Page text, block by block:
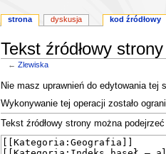
Tekst źródłowy
←Zlewiska
Przejdź
do
nawigacji
Przejdź
do
wyszukiwania
Nie masz uprawnień do edytowania tej
Wykonywanie tej operacji zostało
Tekst źródłowy strony można
strona dyskusja kod źródłowy